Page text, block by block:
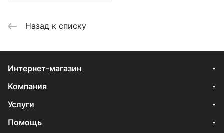
Назад к списку
Интернет-магазин
Компания
Услуги
Помощь